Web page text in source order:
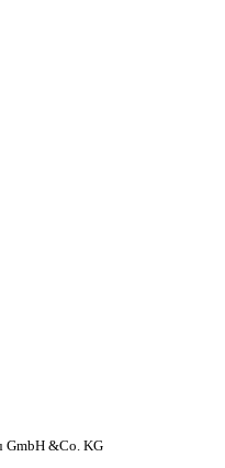
GmbH &Co. KG